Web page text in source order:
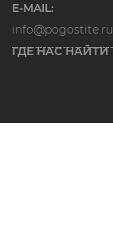
E-MAIL:
info@pogostite.ru
ГДЕ НАС НАЙТИ